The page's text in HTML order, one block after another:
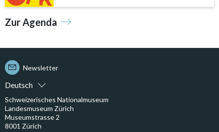
Zur Agenda
Deutsch
Newsletter
Schweizerisches Nationalmuseum
Landesmuseum Zürich
Museumstrasse 2
8001 Zürich